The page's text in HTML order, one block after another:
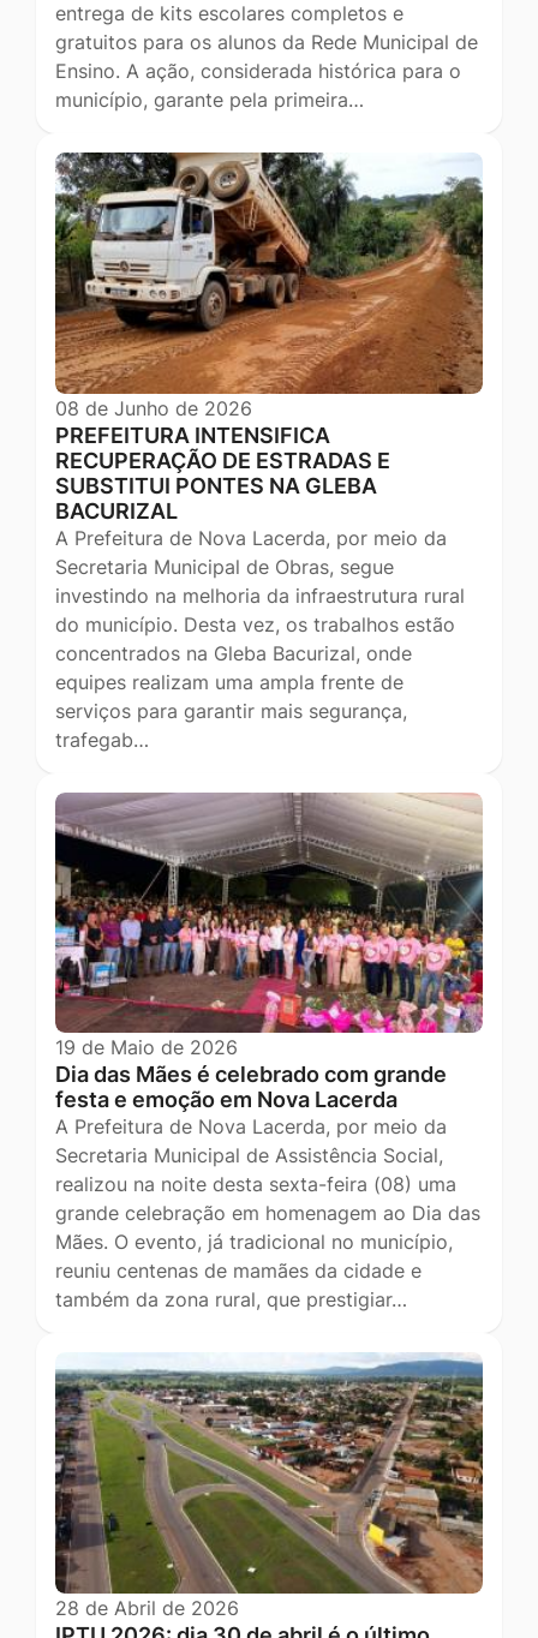
entrega de kits escolares completos e
gratuitos para os alunos da Rede Municipal de
Ensino. A ação, considerada histórica para o
município, garante pela primeira…
08 de Junho de 2026
PREFEITURA INTENSIFICA
RECUPERAÇÃO DE ESTRADAS E
SUBSTITUI PONTES NA GLEBA
BACURIZAL
A Prefeitura de Nova Lacerda, por meio da
Secretaria Municipal de Obras, segue
investindo na melhoria da infraestrutura rural
do município. Desta vez, os trabalhos estão
concentrados na Gleba Bacurizal, onde
equipes realizam uma ampla frente de
serviços para garantir mais segurança,
trafegab…
19 de Maio de 2026
Dia das Mães é celebrado com grande
festa e emoção em Nova Lacerda
A Prefeitura de Nova Lacerda, por meio da
Secretaria Municipal de Assistência Social,
realizou na noite desta sexta-feira (08) uma
grande celebração em homenagem ao Dia das
Mães. O evento, já tradicional no município,
reuniu centenas de mamães da cidade e
também da zona rural, que prestigiar…
28 de Abril de 2026